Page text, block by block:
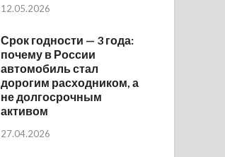
12.05.2026
Срок годности — 3 года:
почему в России
автомобиль стал
дорогим расходником, а
не долгосрочным
активом
27.04.2026